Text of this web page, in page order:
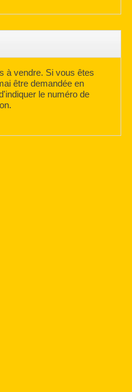
à vendre. Si vous êtes
être demandée en
le numéro de